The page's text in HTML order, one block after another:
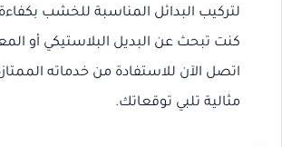
لتركيب البدائل المناسبة للخشب
كنت تبحث عن البديل البلاستيكي أو
اتصل الآن للاستفادة من خدماته
مثالية تلبي توقعاتك.